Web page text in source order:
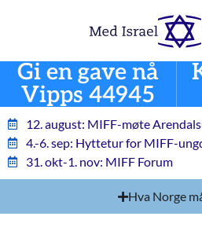
Gi en gave nå
Vipps 44945
12. august: MIFF-møte
4.-6. sep: Hyttetur for MIFF-
31. okt-1. nov: MIFF Forum
Hva Norge